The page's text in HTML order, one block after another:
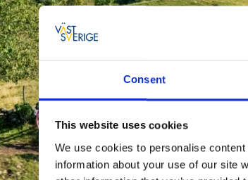
Consent
This website uses cookies
We use cookies to personalise
information about your use of our site